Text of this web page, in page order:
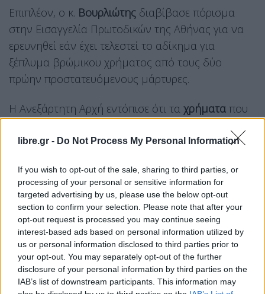
libre.gr - Do Not Process My Personal Information
If you wish to opt-out of the sale, sharing to third parties, or
processing of your personal or sensitive information for
targeted advertising by us, please use the below opt-out
section to confirm your selection. Please note that after your
opt-out request is processed you may continue seeing
interest-based ads based on personal information utilized by
us or personal information disclosed to third parties prior to
your opt-out. You may separately opt-out of the further
disclosure of your personal information by third parties on the
IAB’s list of downstream participants. This information may
Επιπλέον, ο κ. Βουρλιώτης διαβίβασε πόρισμα
στην Εισαγγελία Πρωτοδικών της Αθήνας για να
ερευνηθεί εάν έχει τελεστεί το αδίκημα για
ξέπλυμα βρώμικου χρήματος από τους δύο
πρώην προστατευόμενους μάρτυρες.
Η Ανεξάρτητη Αρχή εντόπισε ότι τα χρήματα που
Ελβετία. Το ύποπτο ποσό που εντοπίστηκε για τον
Φιλίστορα Δεστεμπασιδη ανέρχεται σε περίπου 10
εκατομμύρια ευρώ και για τη δεύτερη Μαρία
Μαραγγέλη σε περίπου 17 εκατομμύρια ευρώ.
Από τηναποκωδικοποίησητης διαδρομής των
χρημάτων εντοπίστηκαν και άλλα 12 πρόσωπα
στα οποία μεταφέρονται διάφορα χρηματικά
ποσά από 30.000 έως 500.000 ευρώ, χωρίς όμως